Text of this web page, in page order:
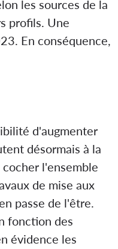
les sources de la
profils. Une
En conséquence,
d'augmenter
désormais à la
l'ensemble
de mise aux
passe de l'être.
fonction des
évidence les